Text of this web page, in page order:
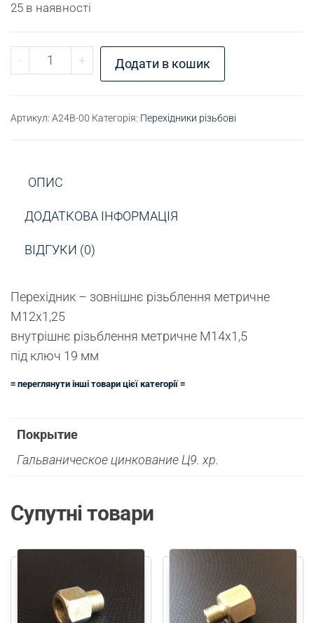
25 в наявності
- Перехідник різьбовий М12х1,25 (зовнішня) -
+ Додати в кошик
Артикул: A24B-00 Категорія: Перехідники різьбові
ОПИС
ДОДАТКОВА ІНФОРМАЦІЯ
ВІДГУКИ (0)
Перехідник – зовнішнє різьблення метричне
М12х1,25
внутрішнє різьблення метричне М14х1,5
під ключ 19 мм
≡ переглянути інші товари цієї категорії ≡
Покрытие
Гальваническое цинкование Ц9. хр.
Супутні товари